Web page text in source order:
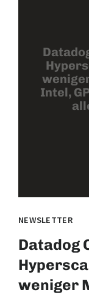
Intel,
NEWSLETTER
Datadog
weniger